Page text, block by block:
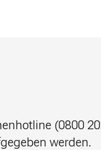
(0800
werden.